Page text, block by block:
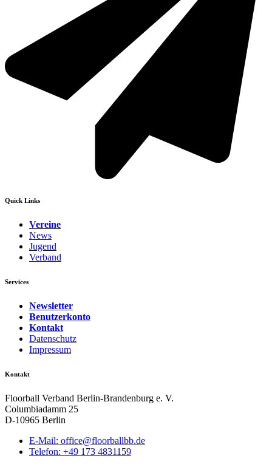
Quick Links
Vereine
News
Jugend
Verband
Services
Newsletter
Benutzerkonto
Kontakt
Datenschutz
Impressum
Kontakt
Floorball Verband Berlin-Brandenburg e. V.
Columbiadamm 25
D-10965 Berlin
E-Mail: ed.bbllabroolf@eciffo
Telefon: +49 173 4831159